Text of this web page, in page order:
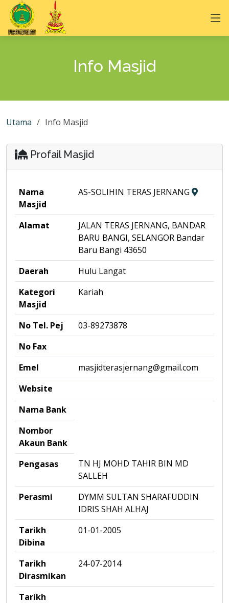
Info Masjid
Utama Info Masjid
Profail Masjid
Nama
Masjid
AS-SOLIHIN TERAS JERNANG
Alamat
JALAN TERAS JERNANG, BANDAR
BARU BANGI, SELANGOR Bandar
Baru Bangi 43650
Daerah
Hulu Langat
Kategori
Masjid
Kariah
No Tel. Pej
03-89273878
No Fax
Emel
masjidterasjernang@gmail.com
Website
Nama Bank
Nombor
Akaun Bank
Pengasas
TN HJ MOHD TAHIR BIN MD
SALLEH
Perasmi
DYMM SULTAN SHARAFUDDIN
IDRIS SHAH ALHAJ
Tarikh
Dibina
01-01-2005
Tarikh
Dirasmikan
24-07-2014
Tarikh